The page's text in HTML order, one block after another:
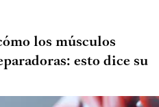
los músculos
esto dice su